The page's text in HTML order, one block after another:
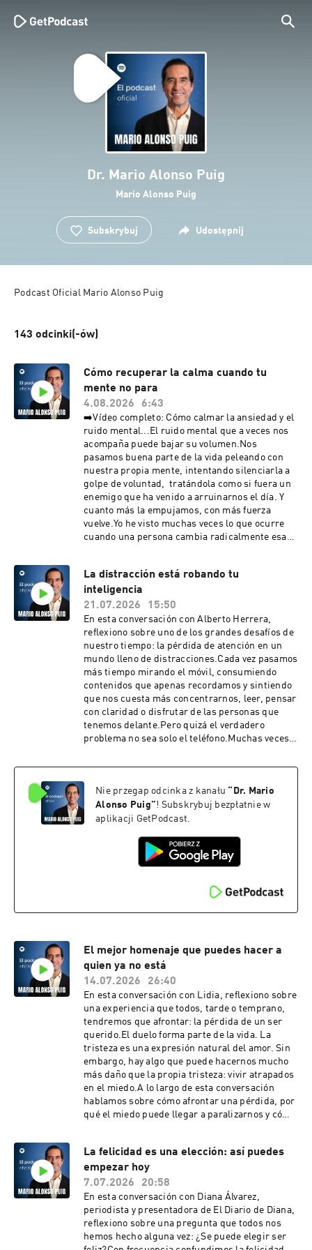
Dr. Mario Alonso Puig
Mario Alonso Puig
Subskrybuj Udostępnij
Podcast Oficial Mario Alonso Puig
143 odcinki(-ów)
Cómo recuperar la calma cuando tu
mente no para
4.08.2026
6:43
➡️Vídeo completo: Cómo calmar la ansiedad y el
ruido mental...El ruido mental que a veces nos
acompaña puede bajar su volumen.Nos
pasamos buena parte de la vida peleando con
nuestra propia mente, intentando silenciarla a
golpe de voluntad, tratándola como si fuera un
enemigo que ha venido a arruinarnos el día. Y
cuanto más la empujamos, con más fuerza
vuelve.Yo he visto muchas veces lo que ocurre
cuando una persona cambia radicalmente esa
transformadoras¡Suscríbete!MÁS
INFORMACIÓN Y RECURSOS ÚTILES: 📖
⁠Libros⁠🎧 ⁠Accede a mi audionewsletter gratis⁠🎟️⁠
⁠Entradas a la nueva conferencia 2026⁠PÁGINA
WEB Y REDES SOCIALES OFICIALES:🌐⁠⁠⁠Página
Web⁠⁠⁠📷⁠⁠⁠Instagram⁠⁠⁠⁠⁠⁠▶️⁠⁠⁠Youtube⁠⁠⁠📲⁠⁠⁠Facebook⁠⁠⁠⁠⁠⁠💼⁠Linke
dIn⁠𝕏 ⁠Twitter
La distracción está robando tu
inteligencia
21.07.2026
15:50
En esta conversación con Alberto Herrera,
reflexiono sobre uno de los grandes desafíos de
nuestro tiempo: la pérdida de atención en un
mundo lleno de distracciones.Cada vez pasamos
más tiempo mirando el móvil, consumiendo
contenidos que apenas recordamos y sintiendo
que nos cuesta más concentrarnos, leer, pensar
con claridad o disfrutar de las personas que
tenemos delante.Pero quizá el verdadero
problema no sea solo el teléfono.Muchas veces
dentro, para escapar del desasosiego, de la falta
escuchar en nuestro interior.A lo largo de esta
conversación hablamos sobre la adicción al
móvil, el impacto de las redes sociales en
nuestras relaciones y qué podemos hacer para
recuperar el control de nuestra
recuperar tu vida.💙 Si quieres aprender a
conectar con un estado interior de mayor calma
y presencia, te invito a realizar gratuitamente
⁠Libros⁠🎧 ⁠Accede a mi audionewsletter gratis⁠🎟️⁠
⁠Entradas a la nueva conferencia 2026⁠PÁGINA
WEB Y REDES SOCIALES OFICIALES:🌐⁠⁠⁠Página
Web⁠⁠⁠📷⁠⁠⁠Instagram⁠⁠⁠⁠⁠⁠▶️⁠⁠⁠Youtube⁠⁠⁠📲⁠⁠⁠Facebook⁠⁠⁠⁠⁠⁠💼⁠Linke
dIn⁠𝕏 ⁠Twitter
Nie przegap odcinka z kanału “ Dr. Mario
Alonso Puig”! Subskrybuj bezpłatnie w
aplikacji GetPodcast.
El mejor homenaje que puedes hacer a
quien ya no está
14.07.2026
26:40
En esta conversación con Lidia, reflexiono sobre
una experiencia que todos, tarde o temprano,
tendremos que afrontar: la pérdida de un ser
querido.El duelo forma parte de la vida. La
tristeza es una expresión natural del amor. Sin
embargo, hay algo que puede hacernos mucho
más daño que la propia tristeza: vivir atrapados
en el miedo.A lo largo de esta conversación
hablamos sobre cómo afrontar una pérdida, por
qué el miedo puede llegar a paralizarnos y cómo
nos enseñaron y dejaron en nosotros.También
comparto una reflexión que considero
profundamente importante:El mayor homenaje
que podemos hacer a quienes ya no están es
vivir con valentía, con ilusión y sin miedo.Ojalá
este vídeo pueda acompañarte si estás
atravesando un momento difícil o ayudarte a
mirar la vida con una perspectiva diferente.💙 Si
La felicidad es una elección: así puedes
empezar hoy
7.07.2026
20:58
En esta conversación con Diana Álvarez,
periodista y presentadora de El Diario de Diana,
reflexiono sobre una pregunta que todos nos
hemos hecho alguna vez: ¿Se puede elegir ser